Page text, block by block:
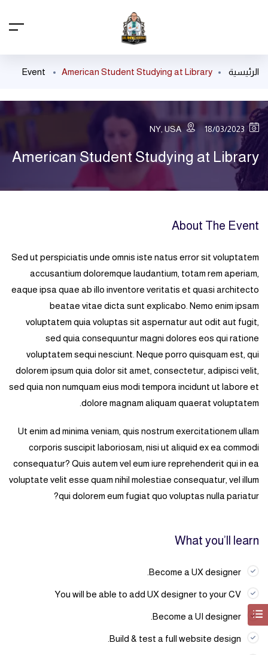
الرئيسية Event American Student Studying at Library
NY, USA
American Student Studying at Library
About The Event
Sed ut perspiciatis unde omnis iste natus error sit voluptatem
accusantium doloremque laudantium, totam rem aperiam,
eaque ipsa quae ab illo inventore veritatis et quasi architecto
beatae vitae dicta sunt explicabo. Nemo enim ipsam
voluptatem quia voluptas sit aspernatur aut odit aut fugit,
sed quia consequuntur magni dolores eos qui ratione
voluptatem sequi nesciunt. Neque porro quisquam est, qui
dolorem ipsum quia dolor sit amet, consectetur, adipisci velit,
sed quia non numquam eius modi tempora incidunt ut labore et
dolore magnam aliquam quaerat voluptatem.
Ut enim ad minima veniam, quis nostrum exercitationem ullam
corporis suscipit laboriosam, nisi ut aliquid ex ea commodi
consequatur? Quis autem vel eum iure reprehenderit qui in ea
voluptate velit esse quam nihil molestiae consequatur, vel illum
qui dolorem eum fugiat quo voluptas nulla pariatur?
What you’ll learn
Become a UX designer.
You will be able to add UX designer to your CV
Become a UI designer.
Build & test a full website design.